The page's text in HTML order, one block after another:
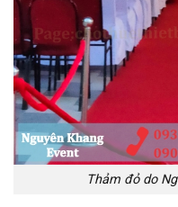
Thảm đỏ do